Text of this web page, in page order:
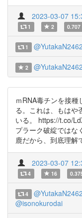
2023-03-07
1 2 0.707
1
2
ｍRNA毒チンを接
る。これは、もはや
いる。 https://t.co/
プラーク破綻ではな
鹿だから、到底理解
2023-03-07
4 16
4
@isonokurodai